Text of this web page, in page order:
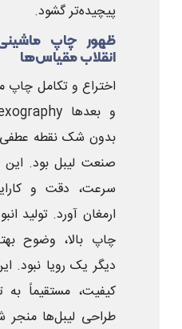
پیچیده‌تر گشود.
ظهور چاپ
انقلاب مقیاس‌ها
بدون شک نقطه عطفی
صنعت لیبل بود. این
سرعت، دقت و
ارمغان آورد. تولید
چاپ بالا، وضوح
دیگر یک رویا نبود.
کیفیت، مستقیماً به
طراحی لیبل‌ها منجر